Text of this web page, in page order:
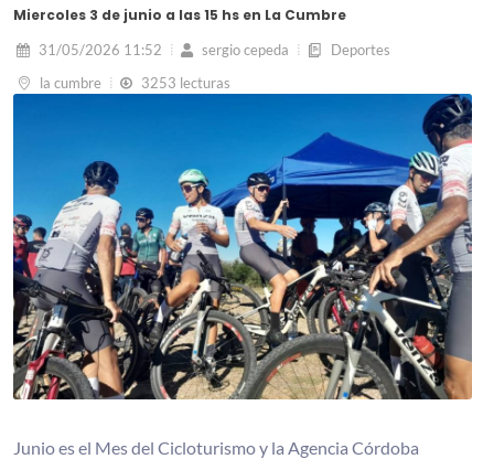
Miercoles 3 de junio a las 15 hs en La Cumbre
31/05/2026 11:52 sergio cepeda
Deportes
la cumbre
3253 lecturas
Junio es el Mes del Cicloturismo y la Agencia Córdoba